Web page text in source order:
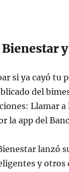
si ya cayó tu
del
Llamar a
la app del
lanzó
y otros